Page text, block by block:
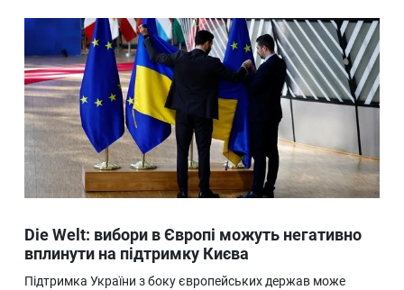
Die Welt: вибори в Європі можуть негативно
вплинути на підтримку Києва
Підтримка України з боку європейських держав може